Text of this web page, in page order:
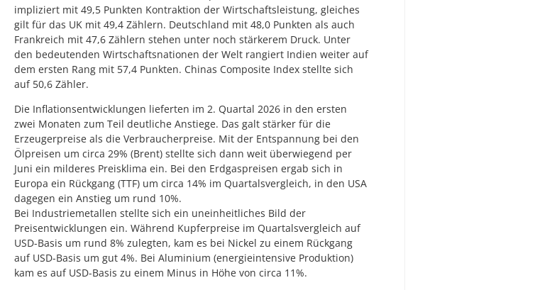
impliziert mit 49,5 Punkten Kontraktion der Wirtschaftsleistung, gleiches
gilt für das UK mit 49,4 Zählern. Deutschland mit 48,0 Punkten als auch
Frankreich mit 47,6 Zählern stehen unter noch stärkerem Druck. Unter
den bedeutenden Wirtschaftsnationen der Welt rangiert Indien weiter auf
dem ersten Rang mit 57,4 Punkten. Chinas Composite Index stellte sich
auf 50,6 Zähler.
Die Inflationsentwicklungen lieferten im 2. Quartal 2026 in den ersten
zwei Monaten zum Teil deutliche Anstiege. Das galt stärker für die
Erzeugerpreise als die Verbraucherpreise. Mit der Entspannung bei den
Ölpreisen um circa 29% (Brent) stellte sich dann weit überwiegend per
Juni ein milderes Preisklima ein. Bei den Erdgaspreisen ergab sich in
Europa ein Rückgang (TTF) um circa 14% im Quartalsvergleich, in den USA
dagegen ein Anstieg um rund 10%.
Bei Industriemetallen stellte sich ein uneinheitliches Bild der
Preisentwicklungen ein. Während Kupferpreise im Quartalsvergleich auf
USD-Basis um rund 8% zulegten, kam es bei Nickel zu einem Rückgang
auf USD-Basis um gut 4%. Bei Aluminium (energieintensive Produktion)
kam es auf USD-Basis zu einem Minus in Höhe von circa 11%.